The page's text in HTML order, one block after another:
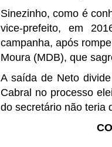
Sinezinho, como é
vice-prefeito, em
campanha, após
Moura (MDB), que
A saída de Neto
Cabral no processo
do secretário não teria